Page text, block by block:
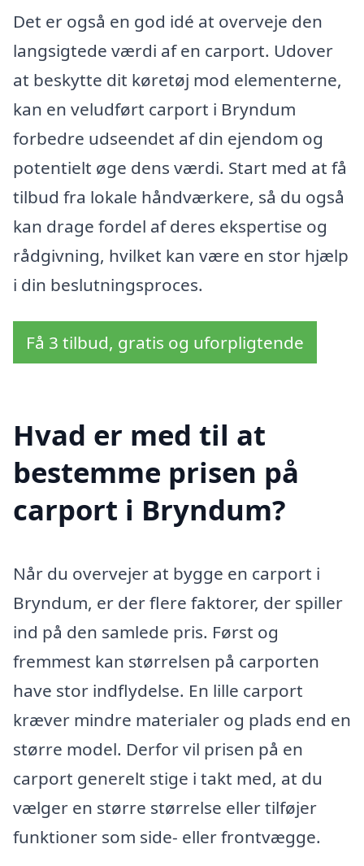
Det er også en god idé at overveje den
langsigtede værdi af en carport. Udover
at beskytte dit køretøj mod elementerne,
kan en veludført carport i Bryndum
forbedre udseendet af din ejendom og
potentielt øge dens værdi. Start med at få
tilbud fra lokale håndværkere, så du også
kan drage fordel af deres ekspertise og
rådgivning, hvilket kan være en stor hjælp
i din beslutningsproces.
Få 3 tilbud, gratis og uforpligtende
Hvad er med til at
bestemme prisen på
carport i Bryndum?
Når du overvejer at bygge en carport i
Bryndum, er der flere faktorer, der spiller
ind på den samlede pris. Først og
fremmest kan størrelsen på carporten
have stor indflydelse. En lille carport
kræver mindre materialer og plads end en
større model. Derfor vil prisen på en
carport generelt stige i takt med, at du
vælger en større størrelse eller tilføjer
funktioner som side- eller frontvægge.